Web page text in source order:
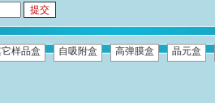
样品盒 自吸附盒 高弹膜盒 晶元盒